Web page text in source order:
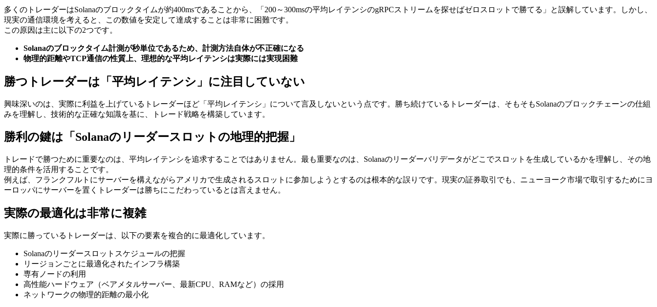
多くのトレーダーはSolanaのブロックタイムが約400msであることから、「200～300msの平均レイテンシのgRPCストリームを探せばゼロスロットで勝てる」と誤解しています。しかし、
現実の通信環境を考えると、この数値を安定して達成することは非常に困難です。
この原因は主に以下の2つです。
Solanaのブロックタイム計測が秒単位であるため、計測方法自体が不正確になる
物理的距離やTCP通信の性質上、理想的な平均レイテンシは実際には実現困難
勝つトレーダーは「平均レイテンシ」に注目していない
興味深いのは、実際に利益を上げているトレーダーほど「平均レイテンシ」について言及しないという点です。勝ち続けているトレーダーは、そもそもSolanaのブロックチェーンの仕組
みを理解し、技術的な正確な知識を基に、トレード戦略を構築しています。
勝利の鍵は「Solanaのリーダースロットの地理的把握」
トレードで勝つために重要なのは、平均レイテンシを追求することではありません。最も重要なのは、Solanaのリーダーバリデータがどこでスロットを生成しているかを理解し、その地
理的条件を活用することです。
例えば、フランクフルトにサーバーを構えながらアメリカで生成されるスロットに参加しようとするのは根本的な誤りです。現実の証券取引でも、ニューヨーク市場で取引するためにヨ
ーロッパにサーバーを置くトレーダーは勝ちにこだわっているとは言えません。
実際の最適化は非常に複雑
実際に勝っているトレーダーは、以下の要素を複合的に最適化しています。
Solanaのリーダースロットスケジュールの把握
リージョンごとに最適化されたインフラ構築
専有ノードの利用
高性能ハードウェア（ベアメタルサーバー、最新CPU、RAMなど）の採用
ネットワークの物理的距離の最小化